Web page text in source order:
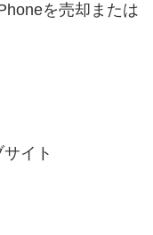
を売却または
イト